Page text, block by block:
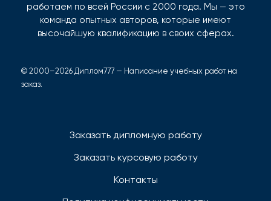
работаем по всей России с 2000 года. Мы — это
команда опытных авторов, которые имеют
высочайшую квалификацию в своих сферах.
© 2000–2026 Диплом777 — Написание учебных работ на
заказ.
Заказать дипломную работу
Заказать курсовую работу
Контакты